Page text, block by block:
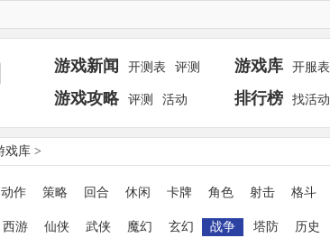
游戏新闻 开测表 评测 游戏库 开服表
游戏攻略 评测 活动 排行榜 找活动
戏库 >
动作 策略 回合 休闲 卡牌 角色 射击 格斗
西游 仙侠 武侠 魔幻 玄幻 战争 塔防 历史